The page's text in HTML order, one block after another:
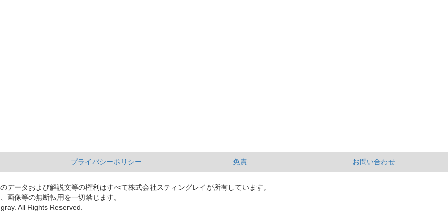
プライバシーポリシー 免責 お問い合わせ
データおよび解説文等の権利はすべて株式会社スティングレイが所有しています。
画像等の無断転用を一切禁じます。
All Rights Reserved.